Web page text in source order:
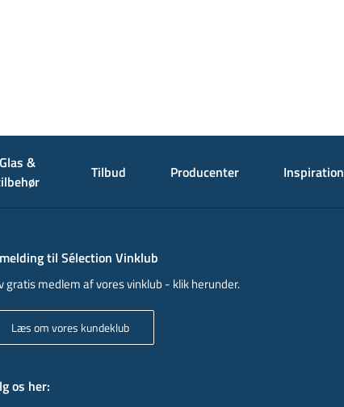
Glas &
Tilbud Producenter Inspiration
til Sélection Vinklub
gratis medlem af vores vinklub - klik herunder.
Læs om vores kundeklub
os her: